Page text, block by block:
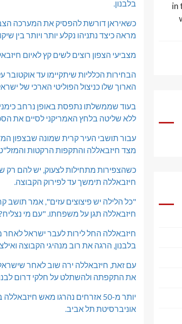
בלבנון.
כשאיראן דורשת להפסיק את המערכה
מראה כיצד נתניהו נקלע יותר ויותר בין
מצביעי הצפון רוצים לשים קץ לאיום
הבחירות הכלליות שיתקיימו עד אוקטובר
הארוך שלו כניצול הפוליטי הארכי של
בעוד שממשלתו נתפסת באופן נרחב
ללא שליטה בלחץ האמריקני לסיים את
עבור תושבי העיר קרית שמונה שבצפון
מצד חיזבאללה והתקפות הרקטות
כשהצפירות מתחילות לצעוק, יש להם
חיזבאללה תימשך עד לפירוק הקבוצה.
חיזבאללה תגן על משפחתו. "עם מי
בלבנון, הרגה את רוב מנהיגי הקבוצה
את התקפתה ולהשתלט על חלקי דרום
אוניברסיטת תל אביב.
in